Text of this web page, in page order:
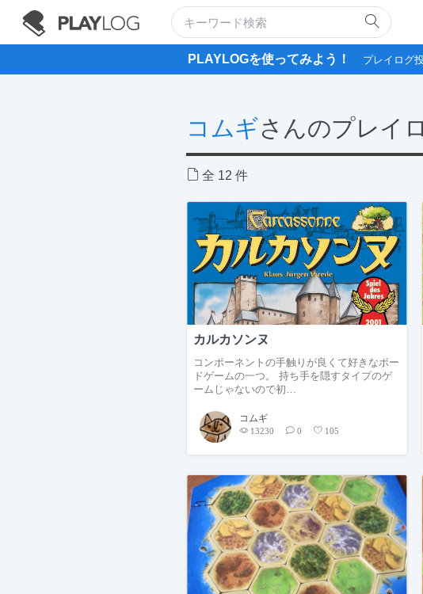
PLAYLOGを使ってみよう！ プレイログ
コムギさんのプレイ
全 12 件
カルカソンヌ
コンポーネントの手触りが良くて好きなボー
ドゲームの一つ。 持ち手を隠すタイプのゲ
ームじゃないので初…
コムギ
13230 0 105